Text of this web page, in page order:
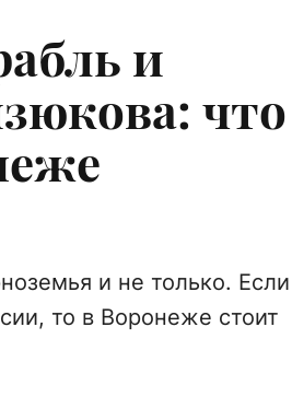
и
что
и не только. Если
то в Воронеже стоит